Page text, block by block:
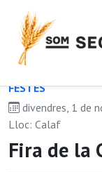
FESTES
divendres, 1 de
Lloc: Calaf
Fira de la